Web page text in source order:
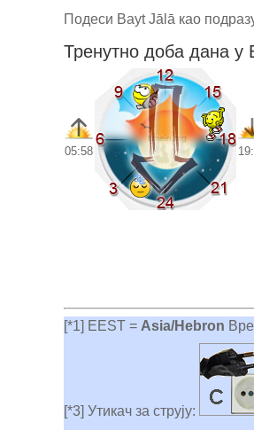
Подеси Bayt Jālā као
Тренутно доба дана у
05:58
[*1] EEST = Asia/Hebron
[*3] Утикач за струју: